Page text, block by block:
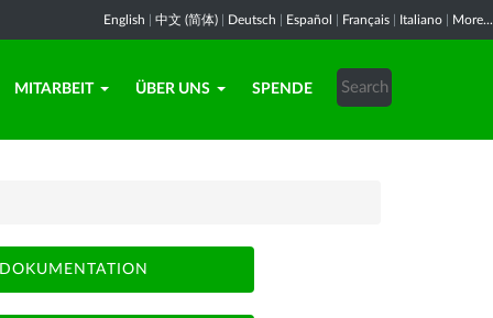
English 中文 (简体) Deutsch Español Français Italiano More...
MITARBEIT ÜBER UNS SPENDE
DOKUMENTATION